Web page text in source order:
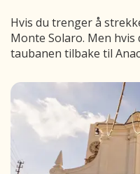
Hvis du trenger å
Monte Solaro. Men hvis
taubanen tilbake til